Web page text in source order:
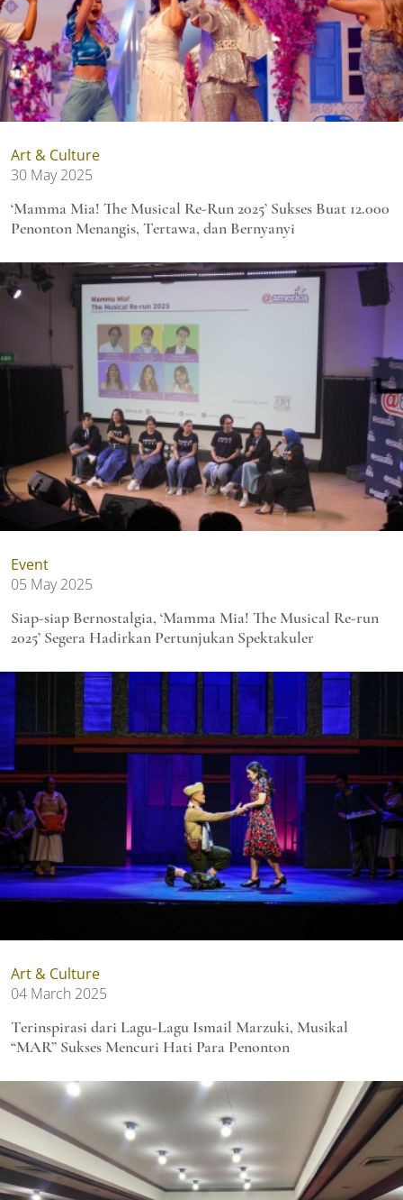
Art & Culture
30 May 2025
‘Mamma Mia! The Musical Re-Run 2025’ Sukses Buat 12.000
Penonton Menangis, Tertawa, dan Bernyanyi
Event
05 May 2025
Siap-siap Bernostalgia, ‘Mamma Mia! The Musical Re-run
2025’ Segera Hadirkan Pertunjukan Spektakuler
Art & Culture
04 March 2025
Terinspirasi dari Lagu-Lagu Ismail Marzuki, Musikal
“MAR” Sukses Mencuri Hati Para Penonton